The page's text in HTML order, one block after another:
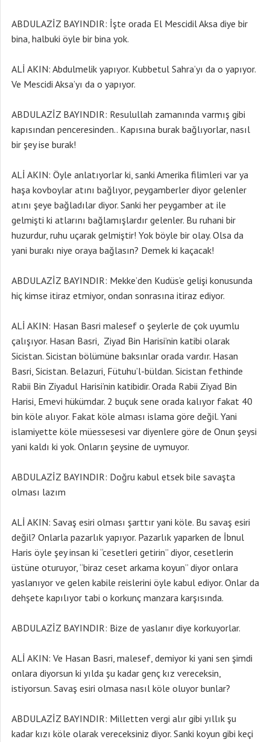
ABDULAZİZ BAYINDIR: İşte orada El Mescidil Aksa diye bir
bina, halbuki öyle bir bina yok.
ALİ AKIN: Abdulmelik yapıyor. Kubbetul Sahra’yı da o yapıyor.
Ve Mescidi Aksa’yı da o yapıyor.
ABDULAZİZ BAYINDIR: Resulullah zamanında varmış gibi
kapısından penceresinden.. Kapısına burak bağlıyorlar, nasıl
bir şey ise burak!
ALİ AKIN: Öyle anlatıyorlar ki, sanki Amerika filimleri var ya
haşa kovboylar atını bağlıyor, peygamberler diyor gelenler
atını şeye bağladılar diyor. Sanki her peygamber at ile
gelmişti ki atlarını bağlamışlardır gelenler. Bu ruhani bir
huzurdur, ruhu uçarak gelmiştir! Yok böyle bir olay. Olsa da
yani burakı niye oraya bağlasın? Demek ki kaçacak!
ABDULAZİZ BAYINDIR: Mekke’den Kudüs’e gelişi konusunda
hiç kimse itiraz etmiyor, ondan sonrasına itiraz ediyor.
ALİ AKIN: Hasan Basri malesef o şeylerle de çok uyumlu
çalışıyor. Hasan Basri, Ziyad Bin Harisi’nin katibi olarak
Sicistan. Sicistan bölümüne baksınlar orada vardır. Hasan
Basri, Sicistan. Belazuri, Fütuhu’l-büldan. Sicistan fethinde
Rabii Bin Ziyadul Harisi’nin katibidir. Orada Rabii Ziyad Bin
Harisi, Emevi hükümdar. 2 buçuk sene orada kalıyor fakat 40
bin köle alıyor. Fakat köle alması islama göre değil. Yani
islamiyette köle müessesesi var diyenlere göre de Onun şeysi
yani kaldı ki yok. Onların şeysine de uymuyor.
ABDULAZİZ BAYINDIR: Doğru kabul etsek bile savaşta
olması lazım
ALİ AKIN: Savaş esiri olması şarttır yani köle. Bu savaş esiri
değil? Onlarla pazarlık yapıyor. Pazarlık yaparken de İbnul
Haris öyle şey insan ki “cesetleri getirin” diyor, cesetlerin
üstüne oturuyor, “biraz ceset arkama koyun” diyor onlara
yaslanıyor ve gelen kabile reislerini öyle kabul ediyor. Onlar da
dehşete kapılıyor tabi o korkunç manzara karşısında.
ABDULAZİZ BAYINDIR: Bize de yaslanır diye korkuyorlar.
ALİ AKIN: Ve Hasan Basri, malesef, demiyor ki yani sen şimdi
onlara diyorsun ki yılda şu kadar genç kız vereceksin,
istiyorsun. Savaş esiri olmasa nasıl köle oluyor bunlar?
ABDULAZİZ BAYINDIR: Milletten vergi alır gibi yıllık şu
kadar kızı köle olarak vereceksiniz diyor. Sanki koyun gibi keçi